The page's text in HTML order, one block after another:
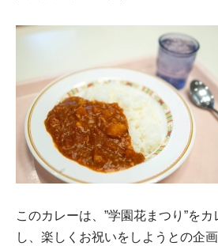
このカレーは、”学園花まつり”を
し、楽しくお祝いをしようとの企